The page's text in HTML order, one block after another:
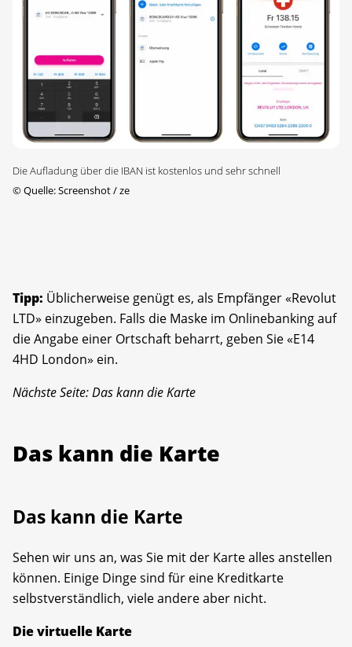
Die Aufladung über die IBAN ist kostenlos und sehr schnell
©Quelle: Screenshot / ze
Tipp: Üblicherweise genügt es, als Empfänger «Revolut
LTD» einzugeben. Falls die Maske im Onlinebanking auf
die Angabe einer Ortschaft beharrt, geben Sie «E14
4HD London» ein.
Nächste Seite: Das kann die Karte
Das kann die Karte
Das kann die Karte
Sehen wir uns an, was Sie mit der Karte alles anstellen
können. Einige Dinge sind für eine Kreditkarte
selbstverständlich, viele andere aber nicht.
Die virtuelle Karte